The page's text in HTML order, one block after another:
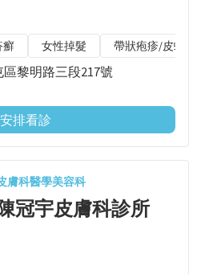
癬 女性掉髮 帶狀疱疹/皮蛇
黎明路三段217號
安排看診
膚科醫學美容科
冠宇皮膚科診所